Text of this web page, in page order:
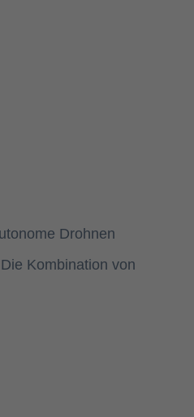
Drohnen
Kombination von